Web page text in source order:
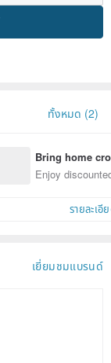
ทั้งหมด (2)
Bring home
n with ease
Enjoy
รายละเอี
เยี่ยมชมแบรนด์